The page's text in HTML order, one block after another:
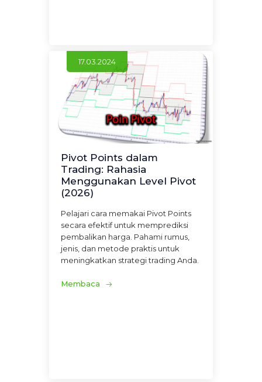
17.03.2024
Pivot Points dalam
Trading: Rahasia
Menggunakan Level Pivot
(2026)
Pelajari cara memakai Pivot Points
secara efektif untuk memprediksi
pembalikan harga. Pahami rumus,
jenis, dan metode praktis untuk
meningkatkan strategi trading Anda.
Membaca